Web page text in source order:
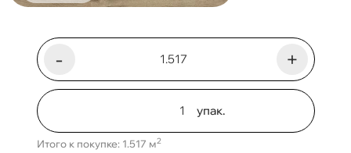
- +
упак.
Итого к покупке: 1.517 м2